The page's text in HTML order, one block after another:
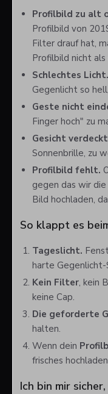
Profilbild zu alt
Profilbild von
Filter drauf hat,
Profilbild nicht
Schlechtes Licht.
Gegenlicht so
Geste nicht
Finger hoch" zu
Gesicht
Sonnenbrille, zu
Profilbild fehlt.
gegen das wir
Bild hochladen,
So klappt es
Tageslicht.
harte
Kein Filter, kein
keine Cap.
Die geforderte
halten.
Wenn dein
frisches
Ich bin mir